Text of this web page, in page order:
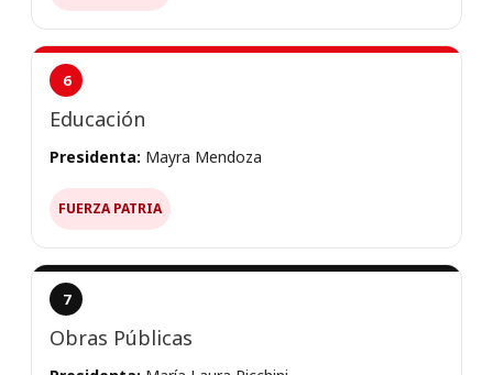
6
Educación
Presidenta: Mayra Mendoza
FUERZA PATRIA
7
Obras Públicas